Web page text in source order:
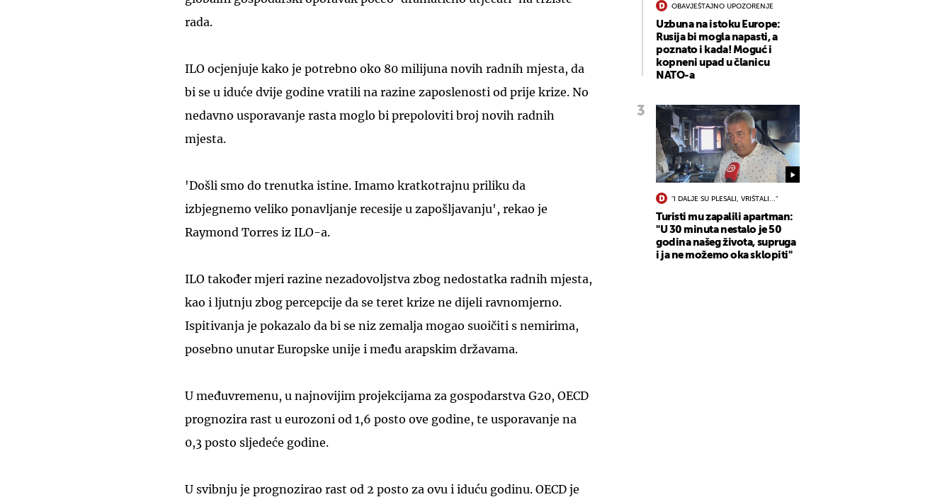
rada.
ILO ocjenjuje kako je potrebno oko 80 milijuna novih radnih mjesta, da
bi se u iduće dvije godine vratili na razine zaposlenosti od prije krize. No
nedavno usporavanje rasta moglo bi prepoloviti broj novih radnih
mjesta.
'Došli smo do trenutka istine. Imamo kratkotrajnu priliku da
izbjegnemo veliko ponavljanje recesije u zapošljavanju', rekao je
Raymond Torres iz ILO-a.
ILO također mjeri razine nezadovoljstva zbog nedostatka radnih mjesta,
kao i ljutnju zbog percepcije da se teret krize ne dijeli ravnomjerno.
Ispitivanja je pokazalo da bi se niz zemalja mogao suoičiti s nemirima,
posebno unutar Europske unije i među arapskim državama.
U međuvremenu, u najnovijim projekcijama za gospodarstva G20, OECD
prognozira rast u eurozoni od 1,6 posto ove godine, te usporavanje na
0,3 posto sljedeće godine.
U svibnju je prognozirao rast od 2 posto za ovu i iduću godinu. OECD je
OBAVJEŠTAJNO UPOZORENJE
Uzbuna na istoku Europe:
Rusija bi mogla napasti, a
poznato i kada! Moguć i
kopneni upad u članicu
NATO-a
"I DALJE SU PLESALI, VRIŠTALI..."
Turisti mu zapalili apartman:
"U 30 minuta nestalo je 50
godina našeg života, supruga
i ja ne možemo oka sklopiti"